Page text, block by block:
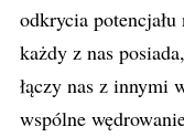
odkrycia
każdy z nas
łączy nas z innymi
wspólne